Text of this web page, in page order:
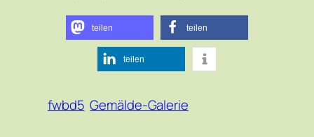
teilen teilen
teilen
fwbd5 Gemälde-Galerie